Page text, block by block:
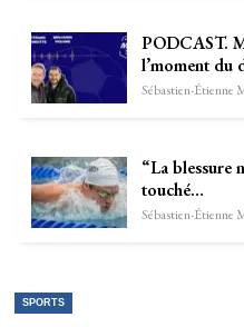
PODCAST.
l’moment du
“La blessure
touché…
SPORTS